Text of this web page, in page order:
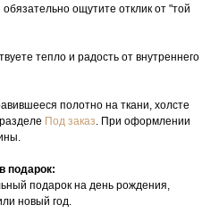
ощутите отклик от "той
тепло и радость от внутреннего
полотно на ткани, холсте
Под заказ. При оформлении
подарок:
подарок на день рождения,
новый год.